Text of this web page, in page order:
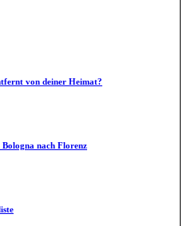
von deiner Heimat?
nach Florenz